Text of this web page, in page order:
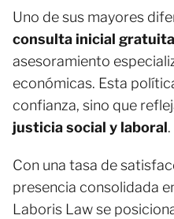
Uno de sus mayores
consulta inicial gratuita
asesoramiento
económicas. Esta
confianza, sino que
justicia social y laboral.
Con una tasa de
presencia consolidada
Laboris Law se